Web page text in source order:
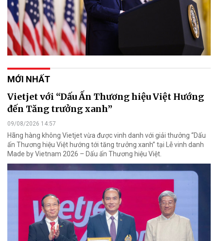
MỚI NHẤT
Vietjet với “Dấu Ấn Thương hiệu Việt Hướng
đến Tăng trưởng xanh”
09/08/2026 14:57
Hãng hàng không Vietjet vừa được vinh danh với giải thưởng “Dấu
ấn Thương hiệu Việt hướng tới tăng trưởng xanh” tại Lễ vinh danh
Made by Vietnam 2026 – Dấu ấn Thương hiệu Việt.